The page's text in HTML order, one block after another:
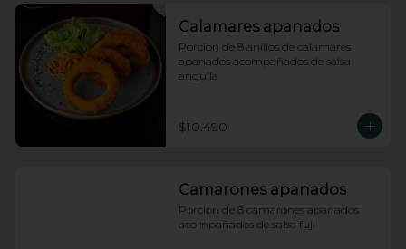
Calamares apanados
Porcion de 8 anillos de calamares
apanados acompañados de salsa
anguila
$10.490
Camarones apanados
Porcion de 8 camarones apanados
acompañados de salsa fuji